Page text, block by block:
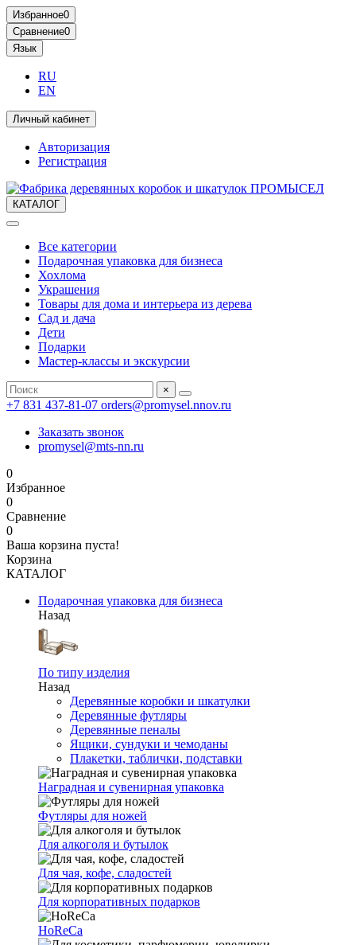
Избранное0
Сравнение0
Язык
RU
EN
Личный кабинет
Авторизация
Регистрация
КАТАЛОГ
Все категории
Подарочная упаковка для бизнеса
Хохлома
Украшения
Товары для дома и интерьера из дерева
Сад и дача
Дети
Подарки
Мастер-классы и экскурсии
×
+7 831 437-81-07 orders@promysel.nnov.ru
Заказать звонок
promysel@mts-nn.ru
0
Избранное
0
Сравнение
0
Ваша корзина пуста!
Корзина
КАТАЛОГ
Подарочная упаковка для бизнеса
Назад
По типу изделия
Назад
Деревянные коробки и шкатулки
Деревянные футляры
Деревянные пеналы
Ящики, сундуки и чемоданы
Плакетки, таблички, подставки
Наградная и сувенирная упаковка
Футляры для ножей
Для алкоголя и бутылок
Для чая, кофе, сладостей
Для корпоративных подарков
HoReCa